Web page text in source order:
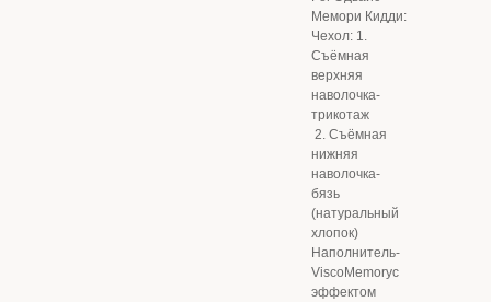
Мемори Кидди:
Чехол: 1.
Съёмная
верхняя
наволочка-
трикотаж
2. Съёмная
нижняя
наволочка-
бязь
(натуральный
хлопок)
Наполнитель-
ViscoMemoryс
эффектом